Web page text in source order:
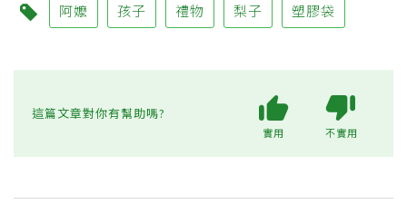
阿嬤 孩子 禮物 梨子 塑膠袋
這篇文章對你有幫助嗎?
實用 不實用